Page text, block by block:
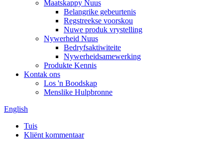
Maatskappy Nuus
Belangrike gebeurtenis
Regstreekse voorskou
Nuwe produk vrystelling
Nywerheid Nuus
Bedryfsaktiwiteite
Nywerheidsamewerking
Produkte Kennis
Kontak ons
Los 'n Boodskap
Menslike Hulpbronne
English
Tuis
Kliënt kommentaar